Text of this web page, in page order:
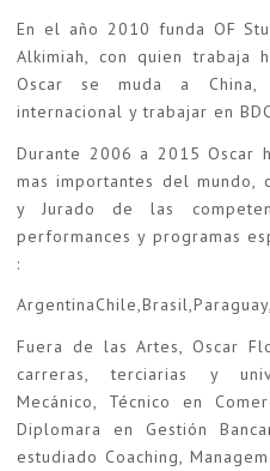
En el año 2010 funda OF
Alkimiah, con quien trabaja
Oscar se muda a China,
internacional y trabajar en
Durante 2006 a 2015 Oscar
mas importantes del mundo,
y Jurado de las
performances y programas
:
Fuera de las Artes, Oscar
carreras, terciarias y
Mecánico, Técnico en
Diplomara en Gestión
estudiado Coaching,